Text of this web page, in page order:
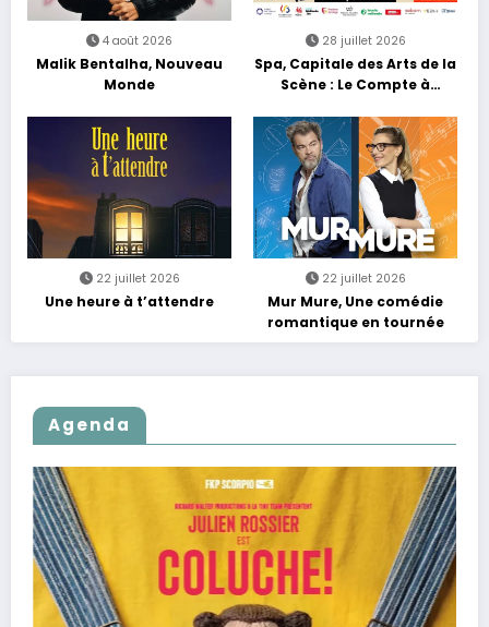
4 août 2026
Malik Bentalha, Nouveau
Monde
28 juillet 2026
Spa, Capitale des Arts de la
Scène : Le Compte à
22 juillet 2026
Une heure à t’attendre
22 juillet 2026
Mur Mure, Une comédie
romantique en tournée
Agenda